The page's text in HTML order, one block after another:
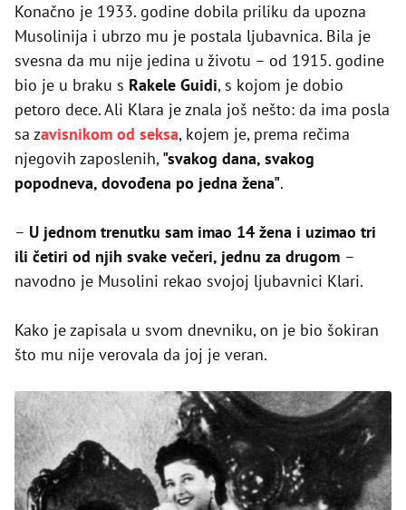
Konačno je 1933. godine dobila priliku da upozna
Musolinija i ubrzo mu je postala ljubavnica. Bila je
svesna da mu nije jedina u životu – od 1915. godine
bio je u braku s Rakele Guidi, s kojom je dobio
petoro dece. Ali Klara je znala još nešto: da ima posla
sa zavisnikom od seksa, kojem je, prema rečima
njegovih zaposlenih,"svakog dana, svakog
popodneva, dovođena po jedna žena".
– U jednom trenutku sam imao 14 žena i uzimao tri
ili četiri od njih svake večeri, jednu za drugom –
navodno je Musolini rekao svojoj ljubavnici Klari.
Kako je zapisala u svom dnevniku, on je bio šokiran
što mu nije verovala da joj je veran.